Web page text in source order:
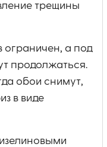
трещины
ограничен, а под
продолжаться.
обои снимут,
в виде